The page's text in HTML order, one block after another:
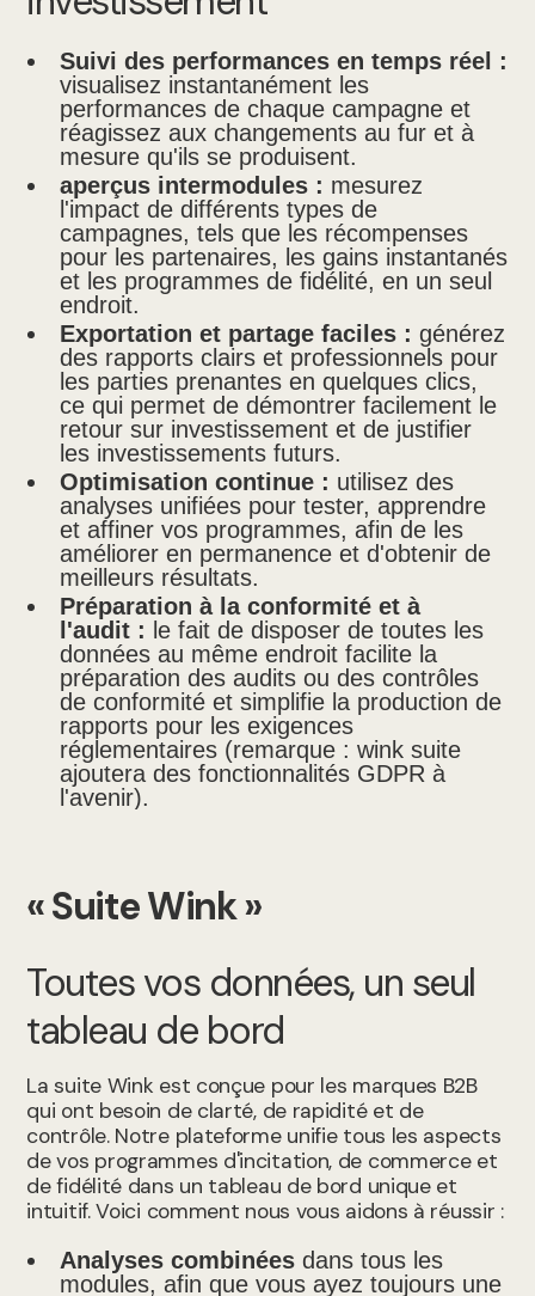
Suivi des performances en temps réel :
visualisez instantanément les
performances de chaque campagne et
réagissez aux changements au fur et à
mesure qu'ils se produisent.
aperçus intermodules : mesurez
l'impact de différents types de
campagnes, tels que les récompenses
pour les partenaires, les gains instantanés
et les programmes de fidélité, en un seul
endroit.
Exportation et partage faciles : générez
des rapports clairs et professionnels pour
les parties prenantes en quelques clics,
ce qui permet de démontrer facilement le
retour sur investissement et de justifier
les investissements futurs.
Optimisation continue : utilisez des
analyses unifiées pour tester, apprendre
et affiner vos programmes, afin de les
améliorer en permanence et d'obtenir de
meilleurs résultats.
Préparation à la conformité et à
l'audit : le fait de disposer de toutes les
données au même endroit facilite la
préparation des audits ou des contrôles
de conformité et simplifie la production de
rapports pour les exigences
réglementaires (remarque : wink suite
ajoutera des fonctionnalités GDPR à
l'avenir).
« Suite Wink »
Toutes vos données, un seul
tableau de bord
La suite Wink est conçue pour les marques B2B
qui ont besoin de clarté, de rapidité et de
contrôle. Notre plateforme unifie tous les aspects
de vos programmes d'incitation, de commerce et
de fidélité dans un tableau de bord unique et
intuitif. Voici comment nous vous aidons à réussir :
Analyses combinées dans tous les
modules, afin que vous ayez toujours une